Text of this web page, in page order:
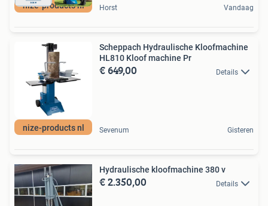
nize-products nl Horst Vandaag
nize-products nl
Scheppach Hydraulische Kloofmachine
HL810 Kloof machine Pr
€ 649,00 Details
Sevenum Gisteren
Hydraulische kloofmachine 380 v
€ 2.350,00 Details